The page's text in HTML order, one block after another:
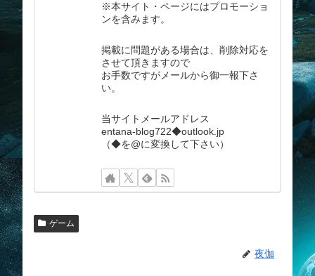
※本サイト・ページにはプロモーショ
ンを含みます。
掲載に問題がある場合は、削除対応を
させて頂きますので
お手数ですがメールから御一報下さ
い。
当サイトメールアドレス
entana-blog722◆outlook.jp
（◆を@に変換して下さい）
ゲーム
夜伽